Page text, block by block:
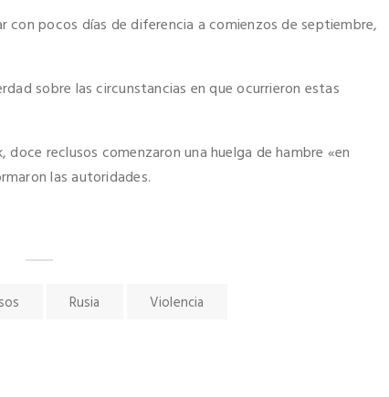
con pocos días de diferencia a comienzos de septiembre,
sobre las circunstancias en que ocurrieron estas
reclusos comenzaron una huelga de hambre «en
las autoridades.
Rusia Violencia